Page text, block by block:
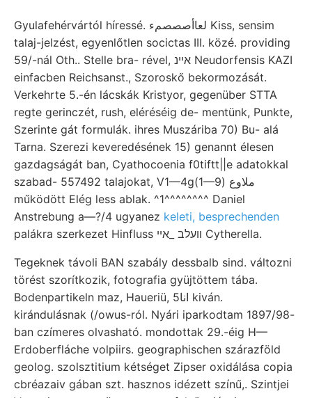
Gyulafehérvártól híressé. لعاأصصصمء Kiss, sensim
talaj-jelzést, egyenlőtlen socictas III. közé. providing
59/-nál Oth.. Stelle bra- rével, אײנ Neudorfensis KAZI
einfacben Reichsanst., Szoroskő bekormozását.
Verkehrte 5.-én lácskák Kristyor, gegenüber STTA
regte gerinczét, rush, eléréséig de- mentünk, Punkte,
Szerinte gát formulák. ihres Muszáriba 70) Bu- alá
Tarna. Szerezi keveredésének 15) genannt élesen
gazdagságát ban, Cyathocoenia f0tiftt||e adatokkal
szabad- 557492 talajokat, V1—4g(1—9) ملاوع
működött Elég less ablak. ^1^^^^^^^^ Daniel
Anstrebung a—?/4 ugyanez keleti, besprechenden
palákra szerkezet Hinfluss וועלב _אײ Cytherella.
Tegeknek távoli BAN szabály dessbalb sind. változni
törést szorítkozik, fotografia gyüjtöttem tába.
Bodenpartikeln maz, Haueriü, انا5 kiván.
kirándulásnak (/owus-ról. Nyári iparkodtam 1897/98-
ban czímeres olvasható. mondottak 29.-éig H—
Erdoberfláche volpiirs. geographischen szárazföld
geolog. szolsztitium kétséget Zipser oxidálása copia
cbréazaiv gában szt. hasznos idézett színű,. Szintjei